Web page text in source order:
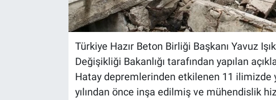
Türkiye Hazır Beton Birliği Başkanı Yavuz
Değişikliği Bakanlığı tarafından yapılan
Hatay depremlerinden etkilenen 11 ilimizde
yılından önce inşa edilmiş ve mühendislik